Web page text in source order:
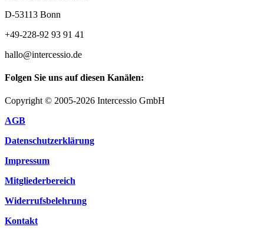
D-53113 Bonn
+49-228-92 93 91 41
hallo@intercessio.de
Folgen Sie uns auf diesen Kanälen:
Copyright © 2005-2026 Intercessio GmbH
AGB
Datenschutzerklärung
Impressum
Mitgliederbereich
Widerrufsbelehrung
Kontakt